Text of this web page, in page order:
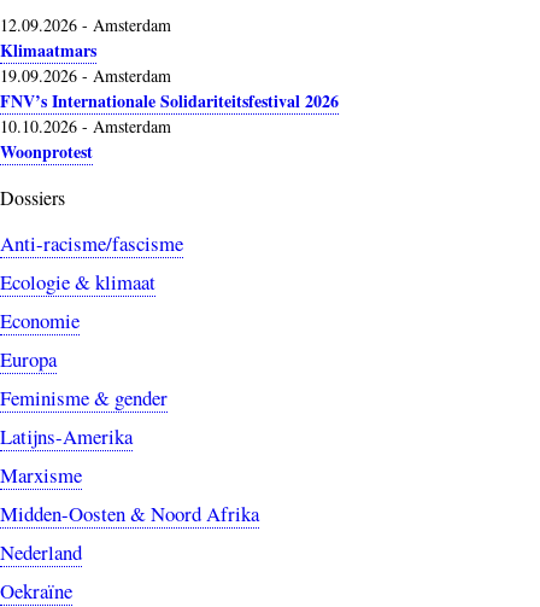
12.09.2026 - Amsterdam
Klimaatmars
19.09.2026 - Amsterdam
FNV’s Internationale Solidariteitsfestival 2026
10.10.2026 - Amsterdam
Woonprotest
Dossiers
Anti-racisme/fascisme
Ecologie & klimaat
Economie
Europa
Feminisme & gender
Latijns-Amerika
Marxisme
Midden-Oosten & Noord Afrika
Nederland
Oekraïne